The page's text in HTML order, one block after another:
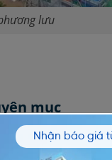
lưu
mục
Nhận báo giá